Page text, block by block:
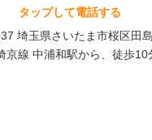
タップして電話する
埼玉県さいたま市桜区田
京線 中浦和駅から、徒歩10